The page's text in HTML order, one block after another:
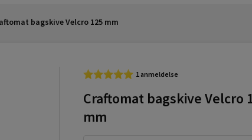
bagskive Velcro 125 mm
1 anmeldelse
Craftomat bagskive Velcro
mm